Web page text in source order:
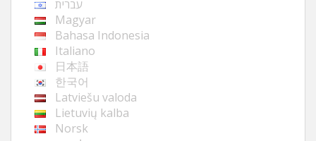
עברית
Magyar
Bahasa Indonesia
Italiano
日本語
한국어
Latviešu valoda
Lietuvių kalba
Norsk